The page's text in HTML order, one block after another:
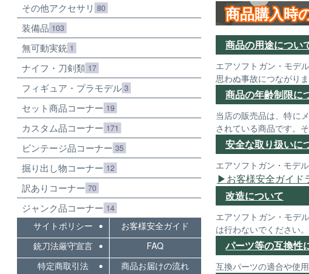
商品購入時
商品の用途につい
エアソフトガン・モデ
思わぬ事故につながり
商品の年齢制限に
当店の販売品は、特に
されている商品です。
安全な取り扱いに
エアソフトガン・モデ
お客様安全ガイド
改造について
エアソフトガン・モデ
は行わないでください。
パーツ等の互換性
互換パーツの適合や使
その他アクセサリ 80
装備品 103
無可動実銃 1
ナイフ・刀剣類 17
フィギュア・プラモデル 3
セット商品コーナー 19
カスタム品コーナー 171
ビンテージ品コーナー 35
掘り出し物コーナー 12
訳ありコーナー 70
ジャンク品コーナー 14
サイトポリシー
お客様安全ガイド
銃刀法厳守宣言
FAQ
特定商取引法
商品お届けの流れ